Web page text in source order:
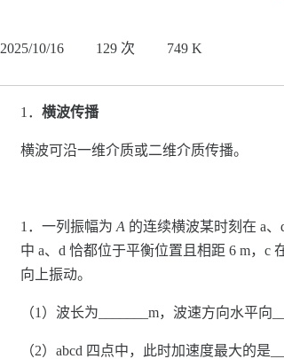
2025/10/16 129 次 749 K
1． 横波传播
横波可沿一维介质或二维介质传播。
1．一列振幅为 A 的连续横波某时刻在 a
中 a、d 恰都位于平衡位置且相距 6 m，c
向上振动。
（1）波长为_______m，波速方向水平向
（2）abcd 四点中，此时加速度最大的是